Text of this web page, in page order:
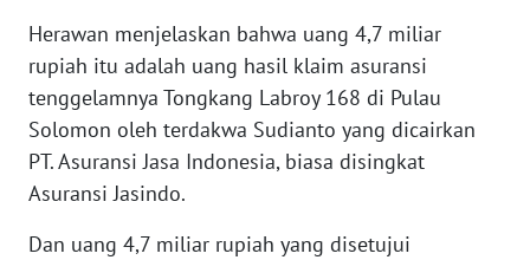
Herawan menjelaskan bahwa uang 4,7 miliar
rupiah itu adalah uang hasil klaim asuransi
tenggelamnya Tongkang Labroy 168 di Pulau
Solomon oleh terdakwa Sudianto yang dicairkan
PT. Asuransi Jasa Indonesia, biasa disingkat
Asuransi Jasindo.
Dan uang 4,7 miliar rupiah yang disetujui
WN
MALUKU
WN
MALUT
DAIRI